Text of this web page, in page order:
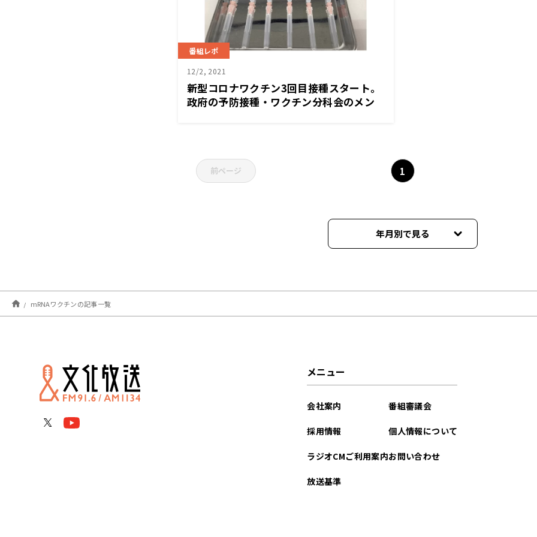
番組レポ
12/2, 2021
新型コロナワクチン3回目接種スタート。
政府の予防接種・ワクチン分科会のメン
前ページ 1
年月別で見る
mRNAワクチンの記事一覧
メニュー
会社案内
採用情報
ラジオCMご利用案内
放送基準
番組審議会
個人情報について
お問い合わせ